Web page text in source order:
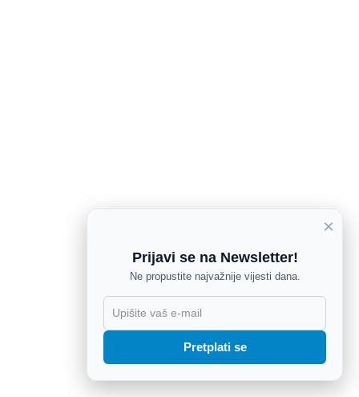
×
Prijavi se na Newsletter!
Ne propustite najvažnije vijesti dana.
Pretplati se